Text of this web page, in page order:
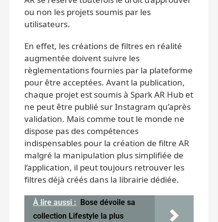
ou non les projets soumis par les
utilisateurs.
En effet, les créations de filtres en réalité
augmentée doivent suivre les
règlementations fournies par la plateforme
pour être acceptées. Avant la publication,
chaque projet est soumis à Spark AR Hub et
ne peut être publié sur Instagram qu’après
validation. Mais comme tout le monde ne
dispose pas des compétences
indispensables pour la création de filtre AR
malgré la manipulation plus simplifiée de
l’application, il peut toujours retrouver les
filtres déjà créés dans la librairie dédiée.
À lire aussi : Bose dévoile sa
collection Lifestyle la plus